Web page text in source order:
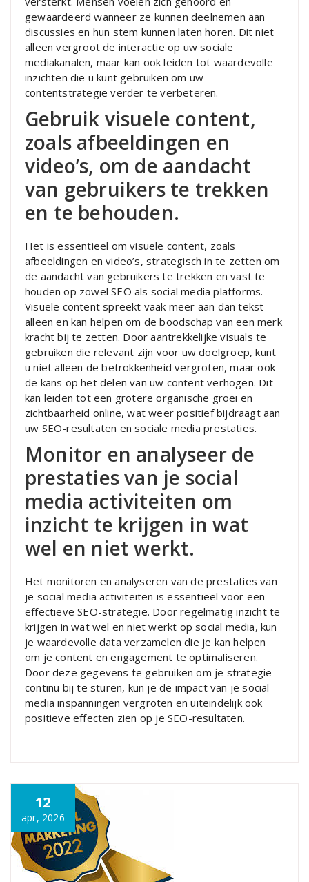
gewaardeerd wanneer ze kunnen deelnemen aan
discussies en hun stem kunnen laten horen. Dit niet
alleen vergroot de interactie op uw sociale
mediakanalen, maar kan ook leiden tot waardevolle
inzichten die u kunt gebruiken om uw
contentstrategie verder te verbeteren.
Gebruik visuele content,
zoals afbeeldingen en
video’s, om de aandacht
van gebruikers te trekken
en te behouden.
Het is essentieel om visuele content, zoals
afbeeldingen en video’s, strategisch in te zetten om
de aandacht van gebruikers te trekken en vast te
houden op zowel SEO als social media platforms.
Visuele content spreekt vaak meer aan dan tekst
alleen en kan helpen om de boodschap van een merk
kracht bij te zetten. Door aantrekkelijke visuals te
gebruiken die relevant zijn voor uw doelgroep, kunt
u niet alleen de betrokkenheid vergroten, maar ook
de kans op het delen van uw content verhogen. Dit
kan leiden tot een grotere organische groei en
zichtbaarheid online, wat weer positief bijdraagt aan
uw SEO-resultaten en sociale media prestaties.
Monitor en analyseer de
prestaties van je social
media activiteiten om
inzicht te krijgen in wat
wel en niet werkt.
Het monitoren en analyseren van de prestaties van
je social media activiteiten is essentieel voor een
effectieve SEO-strategie. Door regelmatig inzicht te
krijgen in wat wel en niet werkt op social media, kun
je waardevolle data verzamelen die je kan helpen
om je content en engagement te optimaliseren.
Door deze gegevens te gebruiken om je strategie
continu bij te sturen, kun je de impact van je social
media inspanningen vergroten en uiteindelijk ook
positieve effecten zien op je SEO-resultaten.
12
apr, 2026